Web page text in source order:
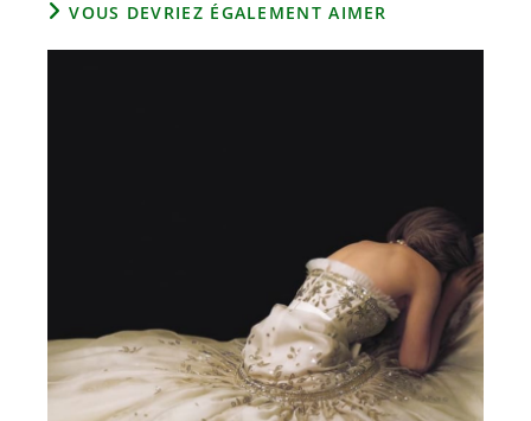
VOUS DEVRIEZ ÉGALEMENT AIMER